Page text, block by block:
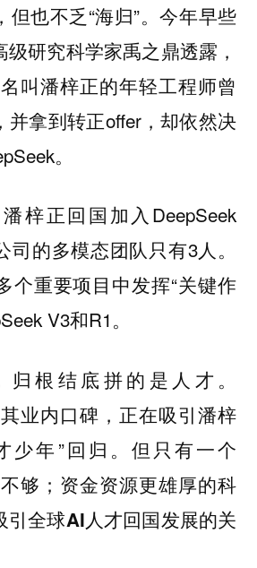
但也不乏“海归”。今年早些
研究科学家禹之鼎透露，
叫潘梓正的年轻工程师曾
并拿到转正offer，却依然决
。
梓正回国加入DeepSeek
司的多模态团队只有3人。
个重要项目中发挥“关键作
V3和R1。
根结底拼的是人才。
业内口碑，正在吸引潘梓
少年”回归。但只有一个
够； 资金资源更雄厚的科
引全球AI人才回国发展的关